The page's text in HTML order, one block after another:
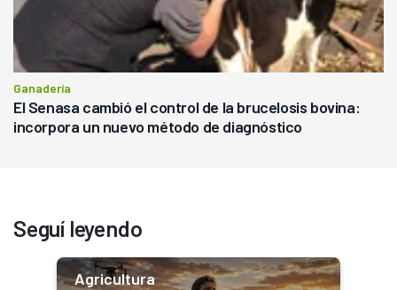
Ganadería
El Senasa cambió el control de la brucelosis bovina:
incorpora un nuevo método de diagnóstico
Seguí leyendo
Agricultura